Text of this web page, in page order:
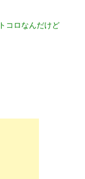
コロなんだけど